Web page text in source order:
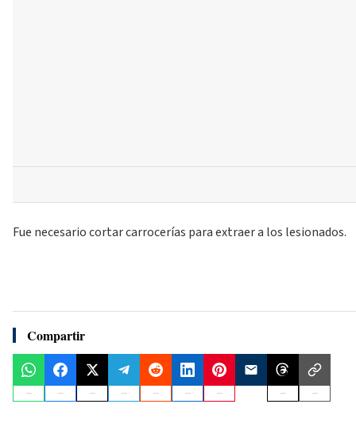
Fue necesario cortar carrocerías para extraer a los lesionados.
Compartir